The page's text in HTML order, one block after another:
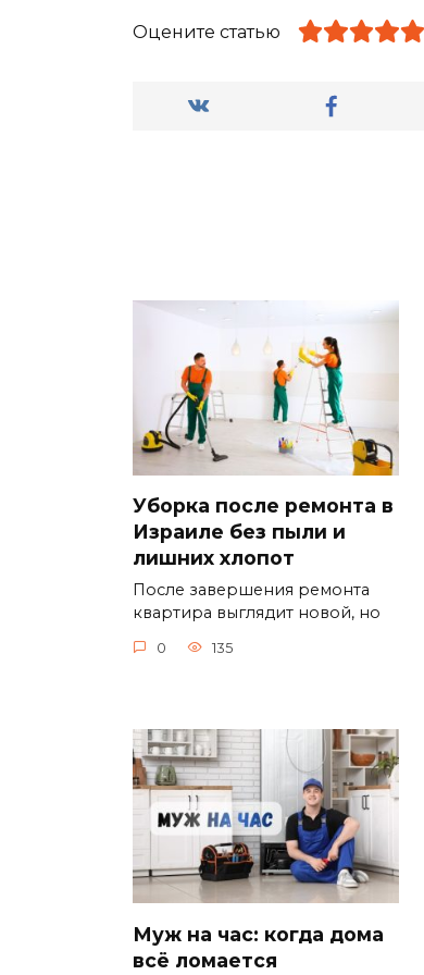
Оцените статью
Уборка после ремонта в
Израиле без пыли и
лишних хлопот
После завершения ремонта
квартира выглядит новой, но
0 135
Муж на час: когда дома
всё ломается